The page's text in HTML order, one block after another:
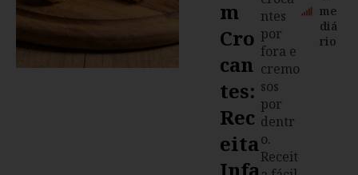
M
Cro
Can
Tes:
Rec
Eita
ntes
por
fora e
cremo
sos
por
dentr
o.
Receit
me
diá
rio